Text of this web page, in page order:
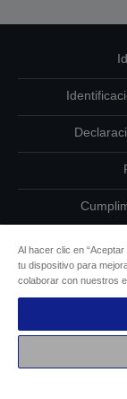
Al hacer clic en
tu dispositivo para
colaborar con nuestros